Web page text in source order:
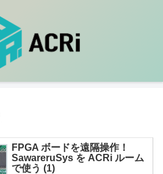
FPGA ボードを遠隔操作！
SawareruSys を ACRi ルーム
で使う (1)